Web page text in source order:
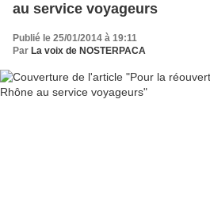
au service voyageurs
Publié le 25/01/2014 à 19:11
Par La voix de NOSTERPACA